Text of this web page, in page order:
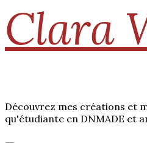
Clara
Découvrez mes créations et
qu'étudiante en DNMADE et